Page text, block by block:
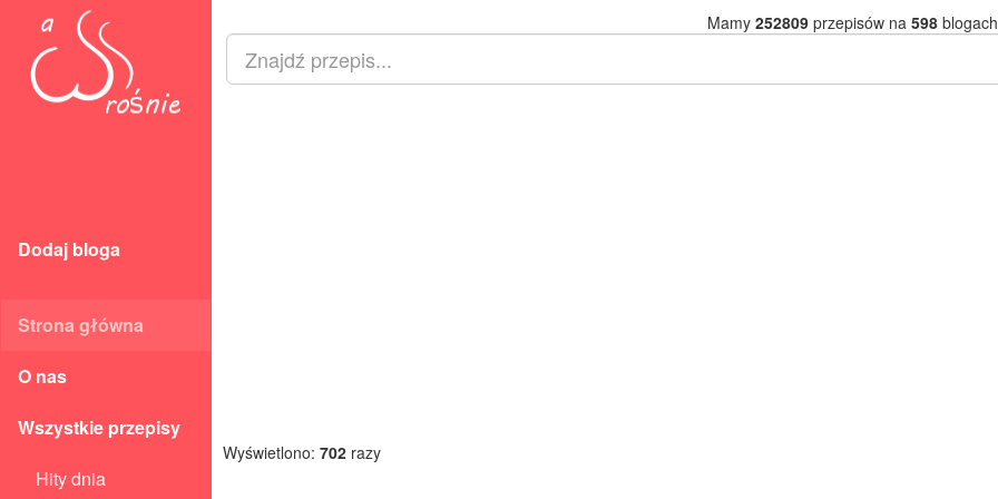
Dodaj bloga
Strona główna
O nas
Wszystkie przepisy
Hity dnia
Mamy 252809przepisów na 598
Wyświetlono: 702 razy